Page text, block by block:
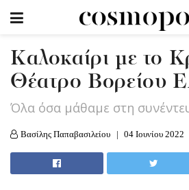
Kαλοκαίρι με το
Θέατρο Βορείου
Όλα όσα μάθαμε στη
Βασίλης Παπαβασιλείου 04 Ιουνίου 2022